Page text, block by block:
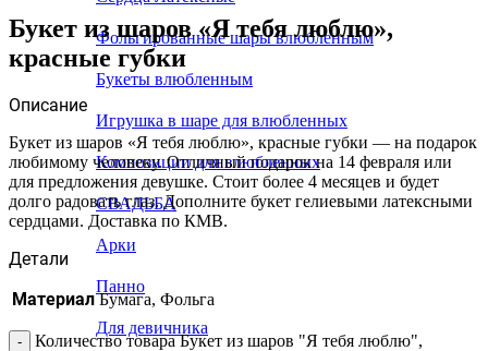
Фольгированные шары влюбленным
Букеты влюбленным
Игрушка в шаре для влюбленных
Композиции для влюбленных
СВАДЬБА
Арки
Панно
Для девичника
Букет из шаров «Я тебя люблю»,
красные губки
Описание
Букет из шаров «Я тебя люблю», красные губки — на подарок
любимому человеку. Отличный подарок на 14 февраля или
для предложения девушке. Стоит более 4 месяцев и будет
долго радовать глаз. Дополните букет гелиевыми латексными
сердцами. Доставка по КМВ.
Детали
Материал Бумага, Фольга
Количество товара Букет из шаров "Я тебя люблю",